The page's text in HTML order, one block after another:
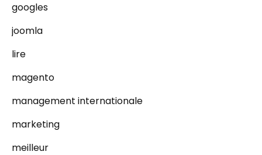
googles
joomla
lire
magento
management internationale
marketing
meilleur